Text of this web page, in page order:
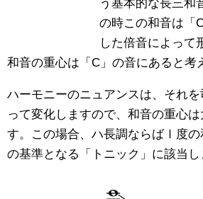
う基本的な長三和
の時この和音は「
した倍音によって
和音の重心は「C」の音にあると考
ハーモニーのニュアンスは、それ
って変化しますので、和音の重心
す。この場合、ハ長調ならばⅠ度の
の基準となる「トニック」に該当し